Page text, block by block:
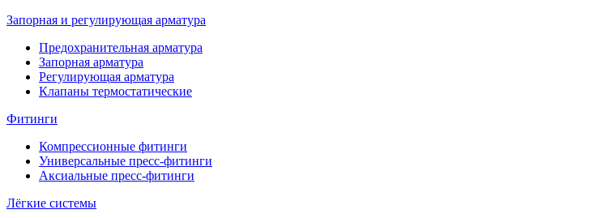
Запорная и регулирующая арматура
Предохранительная арматура
Запорная арматура
Регулирующая арматура
Клапаны термостатические
Фитинги
Компрессионные фитинги
Универсальные пресс-фитинги
Аксиальные пресс-фитинги
Лёгкие системы